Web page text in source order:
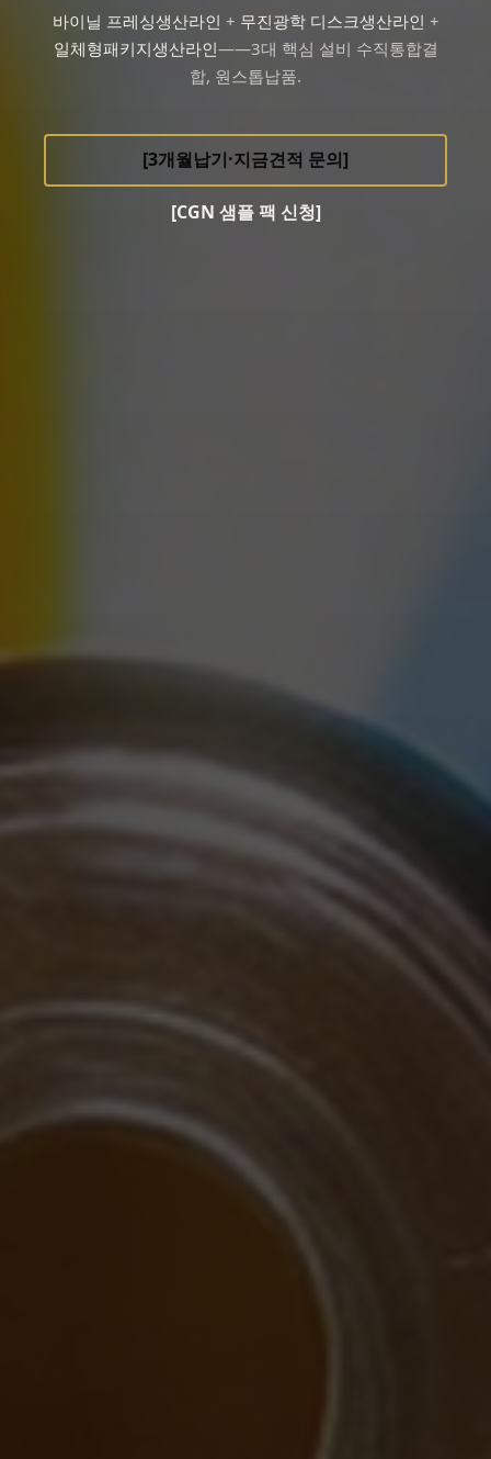
바이닐 프레싱생산라인 + 무진광학 디스크생산라인 +
일체형패키지생산라인——3대 핵심 설비 수직통합결
합, 원스톱납품.
[3개월납기·지금견적 문의]
[CGN 샘플 팩 신청]